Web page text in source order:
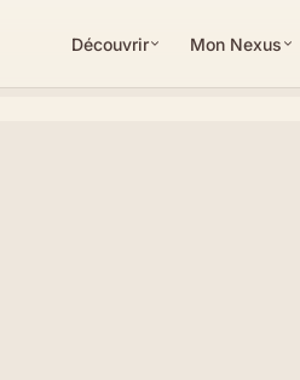
Découvrir Mon Nexus